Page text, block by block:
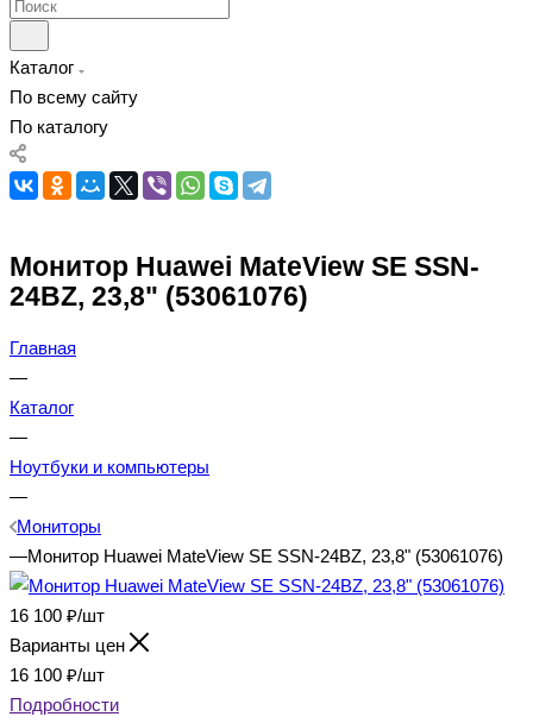
Каталог
По всему сайту
По каталогу
Монитор Huawei MateView SE SSN-
24BZ, 23,8" (53061076)
Главная
—
Каталог
—
Ноутбуки и компьютеры
—
Мониторы
—Монитор Huawei MateView SE SSN-24BZ, 23,8" (53061076)
16 100 ₽/шт
Варианты цен
16 100 ₽/шт
Подробности